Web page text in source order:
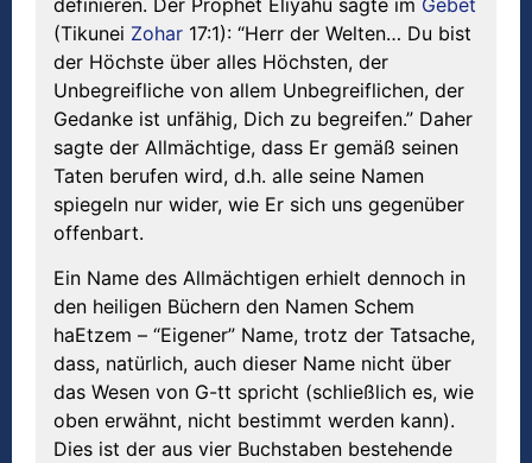
(Tikunei Zohar 17:1): “Herr der Welten… Du bist
der Höchste über alles Höchsten, der
Unbegreifliche von allem Unbegreiflichen, der
Gedanke ist unfähig, Dich zu begreifen.” Daher
sagte der Allmächtige, dass Er gemäß seinen
Taten berufen wird, d.h. alle seine Namen
spiegeln nur wider, wie Er sich uns gegenüber
offenbart.
Ein Name des Allmächtigen erhielt dennoch in
den heiligen Büchern den Namen Schem
haEtzem – “Eigener” Name, trotz der Tatsache,
dass, natürlich, auch dieser Name nicht über
das Wesen von G-tt spricht (schließlich es, wie
oben erwähnt, nicht bestimmt werden kann).
Dies ist der aus vier Buchstaben bestehende